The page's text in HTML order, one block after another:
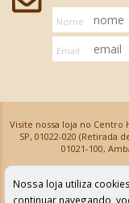
Nome
Email
Visite nossa loja no Centro
SP, 01022-020 (Retirada
01021-100,
Armarinhos
Os preços e as condições de
podem sofrer alterações sem
Nossa loja utiliza
continuar navegando,